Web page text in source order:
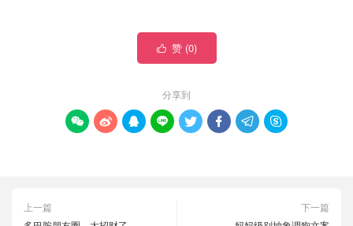
 赞 (0)
分享到
       
上一篇
下一篇